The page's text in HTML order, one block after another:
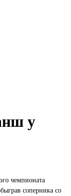
у
чемпионата
соперника со